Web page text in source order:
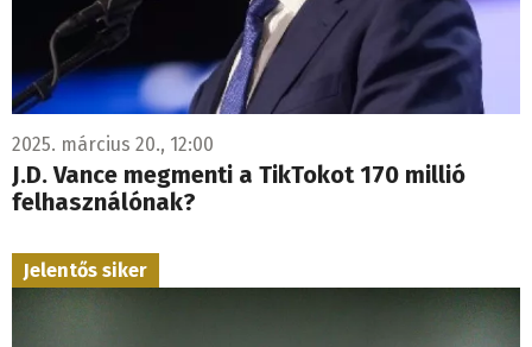
2025. március 20., 12:00
J.D. Vance megmenti a TikTokot 170 millió
felhasználónak?
Jelentős siker